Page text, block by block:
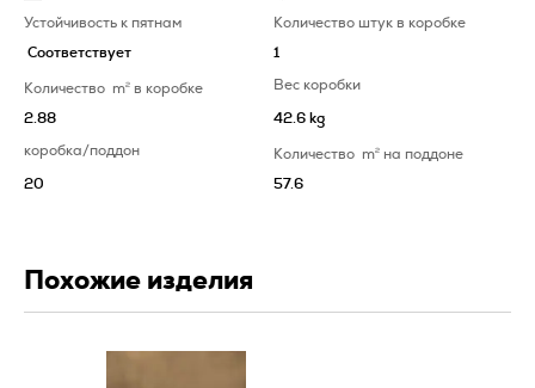
Устойчивость к пятнам
Соответствует
Количество штук в коробке
1
Количество m2 в коробке
2.88
Вес коробки
42.6 kg
коробка/поддон
20
Количествоm2 на поддоне
57.6
Похожие изделия